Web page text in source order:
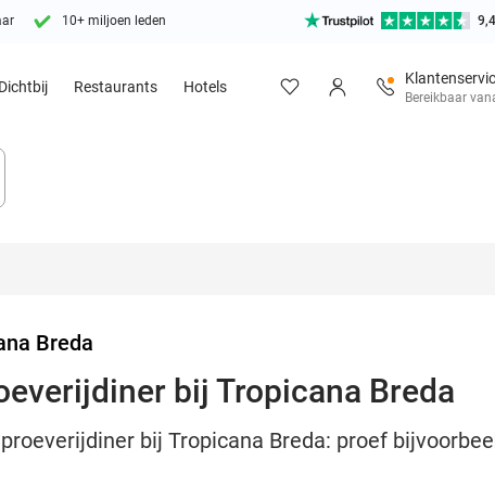
10+ miljoen leden 9,4
Dichtbij Restaurants Hotels
Bereikbaar
Breda
bij Tropicana Breda
bij Tropicana Breda: proef